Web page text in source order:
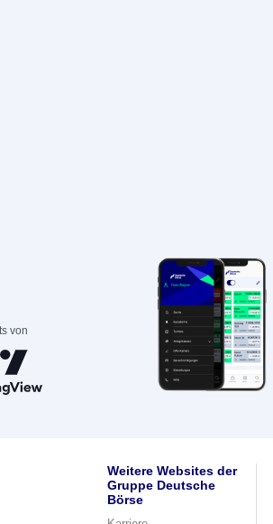
von
Weitere Websites der
Gruppe Deutsche
Börse